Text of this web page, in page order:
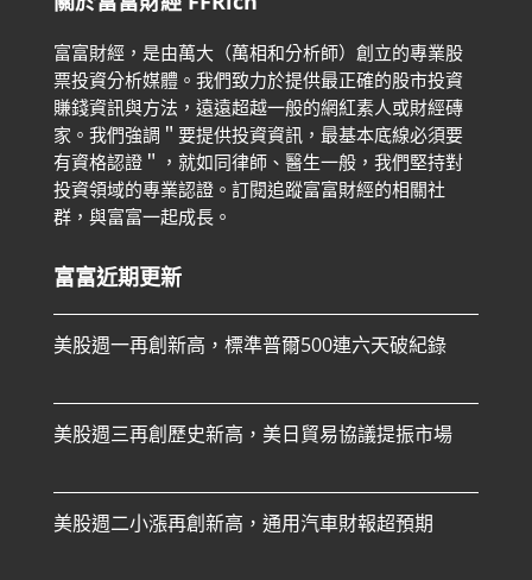
富富財經，是由萬大（萬相和分析師）創立的專業股
票投資分析媒體。我們致力於提供最正確的股市投資
賺錢資訊與方法，遠遠超越一般的網紅素人或財經磚
家。 我們強調＂要提供投資資訊，最基本底線必須要
有資格認證＂，就如同律師、醫生一般，我們堅持對
投資領域的專業認證。 訂閱追蹤富富財經的相關社
群，與富富一起成長。
富富近期更新
美股週一再創新高，標準普爾500連六天破紀錄
美股週三再創歷史新高，美日貿易協議提振市場
美股週二小漲再創新高，通用汽車財報超預期